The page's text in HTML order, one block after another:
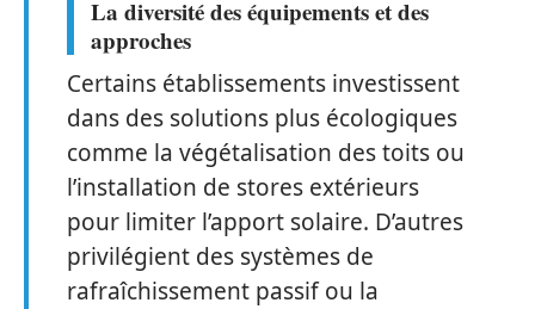
La diversité des équipements et des
approches
Certains établissements investissent
dans des solutions plus écologiques
comme la végétalisation des toits ou
l’installation de stores extérieurs
pour limiter l’apport solaire. D’autres
privilégient des systèmes de
rafraîchissement passif ou la